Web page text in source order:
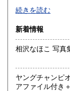
新旧女優・アイ
映画・特撮、ゲ
お取り扱いは、
グラビアアイド
写真集・イメー
古マンガ・アニ
美少女ゲーム、
続きを読む
新着情報
ヤングチャンピ
アファイル付き